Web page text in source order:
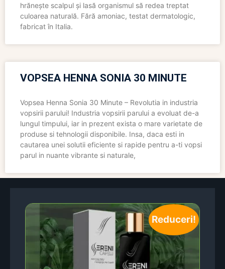
hrănește scalpul și lasă organismul să redea treptat
culoarea naturală. Fără amoniac, testat dermatologic,
fabricat în Italia.
VOPSEA HENNA SONIA 30 MINUTE
Vopsea Henna Sonia 30 Minute – Revolutia in industria
vopsirii parului! Industria vopsirii parului a evoluat de-a
lungul timpului, iar in prezent exista o mare varietate de
produse si tehnologii disponibile. Insa, daca esti in
cautarea unei solutii eficiente si rapide pentru a-ti vopsi
parul in nuante vibrante si naturale,
Reduceri!